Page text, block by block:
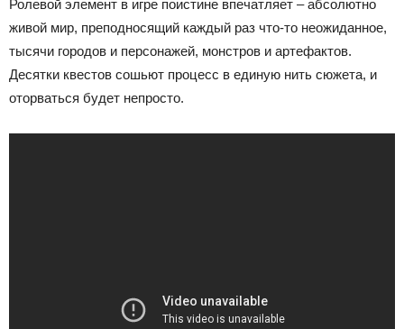
Ролевой элемент в игре поистине впечатляет – абсолютно
живой мир, преподносящий каждый раз что-то неожиданное,
тысячи городов и персонажей, монстров и артефактов.
Десятки квестов сошьют процесс в единую нить сюжета, и
оторваться будет непросто.